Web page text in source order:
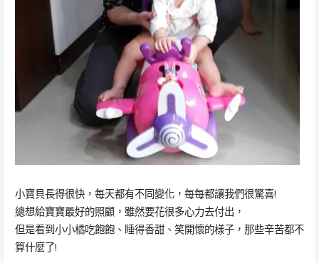
小寶貝長得很快，每天都有不同變化，每每都讓我們很驚喜!
總想給寶寶最好的照顧，雖然要花很多心力去付出，
但是看到小小橘吃飽飽、睡得香甜、笑開懷的樣子，那些辛苦都不
算什麼了!